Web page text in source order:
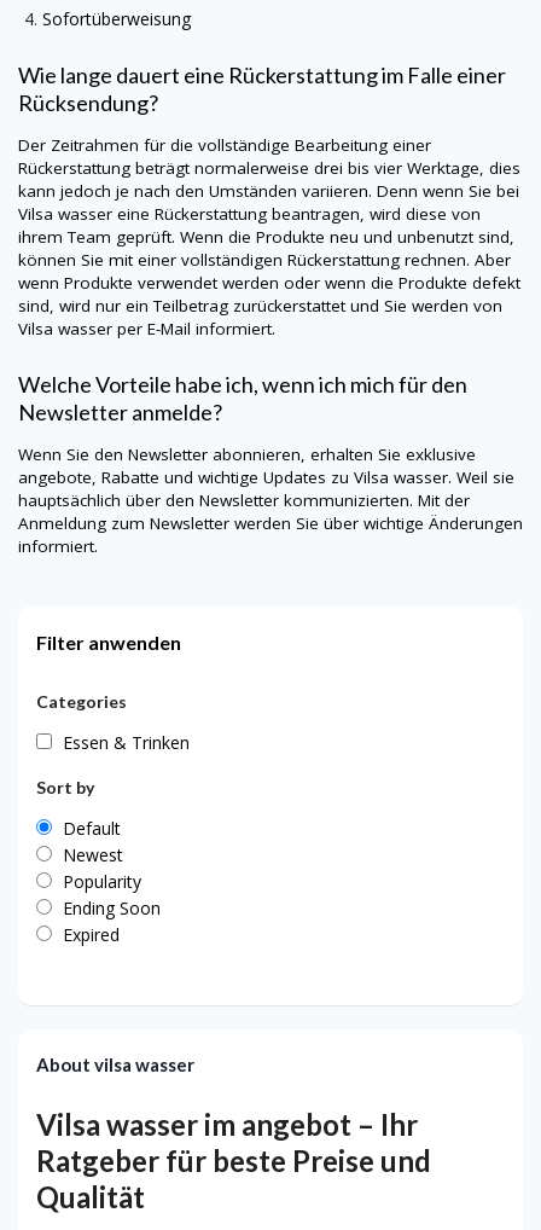
Sofortüberweisung
Wie lange dauert eine Rückerstattung im Falle einer
Rücksendung?
Der Zeitrahmen für die vollständige Bearbeitung einer
Rückerstattung beträgt normalerweise drei bis vier Werktage, dies
kann jedoch je nach den Umständen variieren. Denn wenn Sie bei
Vilsa wasser eine Rückerstattung beantragen, wird diese von
ihrem Team geprüft. Wenn die Produkte neu und unbenutzt sind,
können Sie mit einer vollständigen Rückerstattung rechnen. Aber
wenn Produkte verwendet werden oder wenn die Produkte defekt
sind, wird nur ein Teilbetrag zurückerstattet und Sie werden von
Vilsa wasser per E-Mail informiert.
Welche Vorteile habe ich, wenn ich mich für den
Newsletter anmelde?
Wenn Sie den Newsletter abonnieren, erhalten Sie exklusive
angebote, Rabatte und wichtige Updates zu Vilsa wasser. Weil sie
hauptsächlich über den Newsletter kommunizierten. Mit der
Anmeldung zum Newsletter werden Sie über wichtige Änderungen
informiert.
Filter anwenden
Categories
Essen & Trinken
Sort by
Default
Newest
Popularity
Ending Soon
Expired
About vilsa wasser
Vilsa wasser im angebot – Ihr
Ratgeber für beste Preise und
Qualität